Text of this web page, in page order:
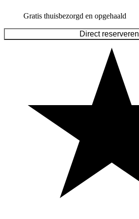
Gratis thuisbezorgd en opgehaald
Direct reserveren